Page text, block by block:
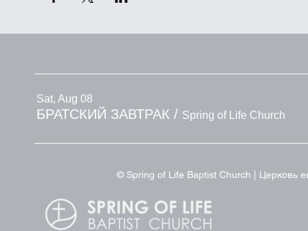
Sat, Aug 08
БРАТСКИЙ ЗАВТРАК / Spring of Life Church
© Spring of Life Baptist Church | Церковь